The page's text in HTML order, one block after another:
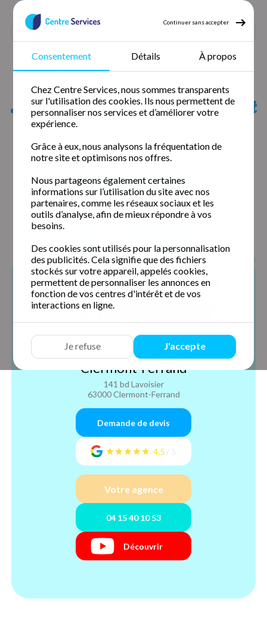
Continuer sans accepter
Consentement Détails À propos
Chez Centre Services, nous sommes transparents
sur l'utilisation des cookies. Ils nous permettent de
personnaliser nos services et d’améliorer votre
expérience.
Grâce à eux, nous analysons la fréquentation de
notre site et optimisons nos offres.
Nous partageons également certaines
informations sur l’utilisation du site avec nos
partenaires, comme les réseaux sociaux et les
outils d’analyse, afin de mieux répondre à vos
besoins.
Des cookies sont utilisés pour la personnalisation
des publicités. Cela signifie que des fichiers
stockés sur votre appareil, appelés cookies,
permettent de personnaliser les annonces en
fonction de vos centres d'intérêt et de vos
interactions en ligne.
Je refuse J'accepte
Repassage Enval
Liste des agences qui peuvent
intervenir
chez vous
Clermont-Ferrand (63000)
Centre Services
Clermont-Ferrand
141 bd Lavoisier
63000 Clermont-Ferrand
Demande de devis
4.5
Votre agence
04 15 40 10 53
Découvrir